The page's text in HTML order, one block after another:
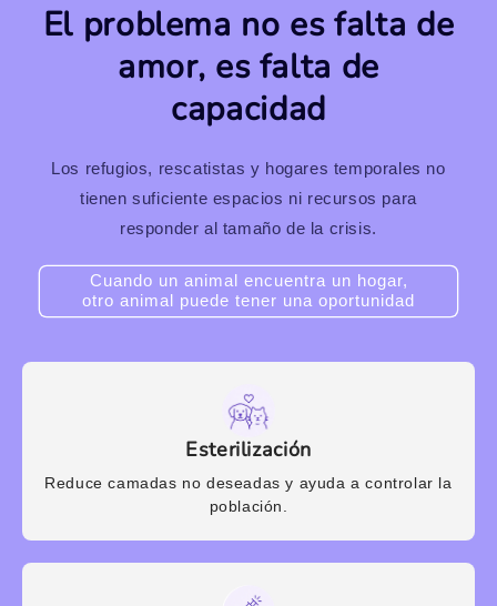
El problema no es falta de
amor, es falta de
capacidad
Los refugios, rescatistas y hogares temporales no
tienen suficiente espacios ni recursos para
responder al tamaño de la crisis.
Cuando un animal encuentra un hogar,
otro animal puede tener una oportunidad
Esterilización
Reduce camadas no deseadas y ayuda a controlar la
población.